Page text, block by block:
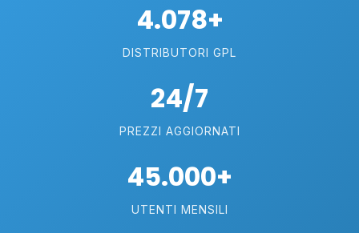
4.078+
DISTRIBUTORI GPL
24/7
PREZZI AGGIORNATI
45.000+
UTENTI MENSILI